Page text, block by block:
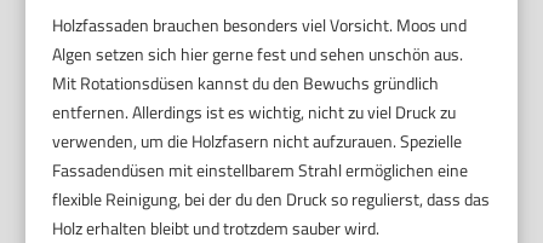
Holzfassaden brauchen besonders viel Vorsicht. Moos und
Algen setzen sich hier gerne fest und sehen unschön aus.
Mit Rotationsdüsen kannst du den Bewuchs gründlich
entfernen. Allerdings ist es wichtig, nicht zu viel Druck zu
verwenden, um die Holzfasern nicht aufzurauen. Spezielle
Fassadendüsen mit einstellbarem Strahl ermöglichen eine
flexible Reinigung, bei der du den Druck so regulierst, dass das
Holz erhalten bleibt und trotzdem sauber wird.